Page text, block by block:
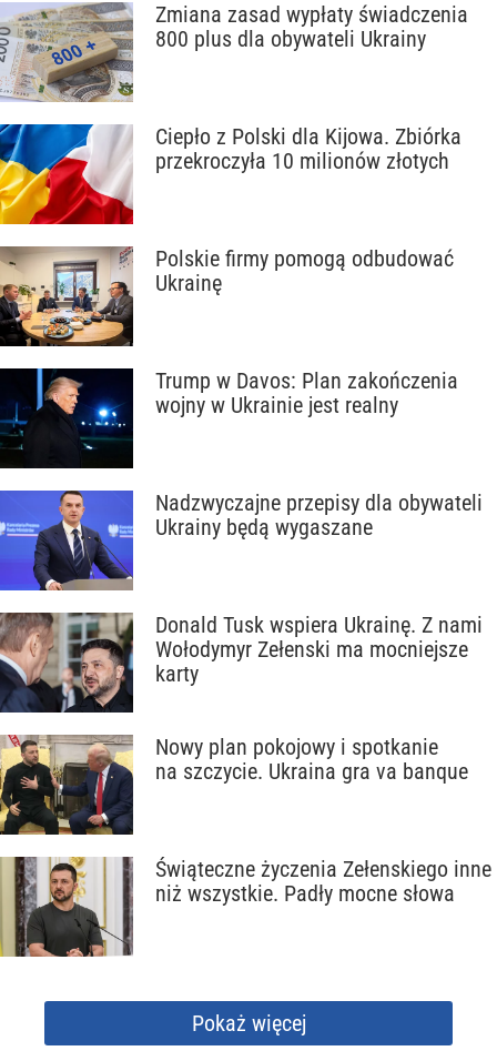
Zmiana zasad wypłaty świadczenia
800 plus dla obywateli Ukrainy
Ciepło z Polski dla Kijowa. Zbiórka
przekroczyła 10 milionów złotych
Polskie firmy pomogą odbudować
Ukrainę
Trump w Davos: Plan zakończenia
wojny w Ukrainie jest realny
Nadzwyczajne przepisy dla obywateli
Ukrainy będą wygaszane
Donald Tusk wspiera Ukrainę. Z nami
Wołodymyr Zełenski ma mocniejsze
karty
Nowy plan pokojowy i spotkanie
na szczycie. Ukraina gra va banque
Świąteczne życzenia Zełenskiego inne
niż wszystkie. Padły mocne słowa
Pokaż więcej